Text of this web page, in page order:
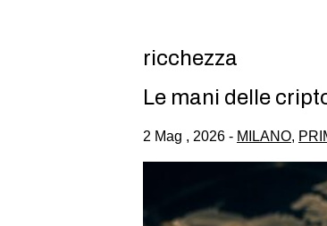
ricchezza
Le mani delle
2 Mag , 2026 - MILANO,